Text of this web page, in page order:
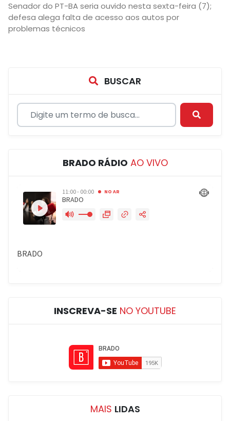
Senador do PT-BA seria ouvido nesta sexta-feira (7);
defesa alega falta de acesso aos autos por
problemas técnicos
BUSCAR
BRADO RÁDIO AO VIVO
INSCREVA-SE NO YOUTUBE
MAIS LIDAS